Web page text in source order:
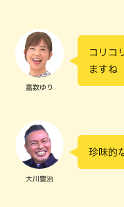
嘉数ゆり
コリコ
ますね
大川豊治
珍味的